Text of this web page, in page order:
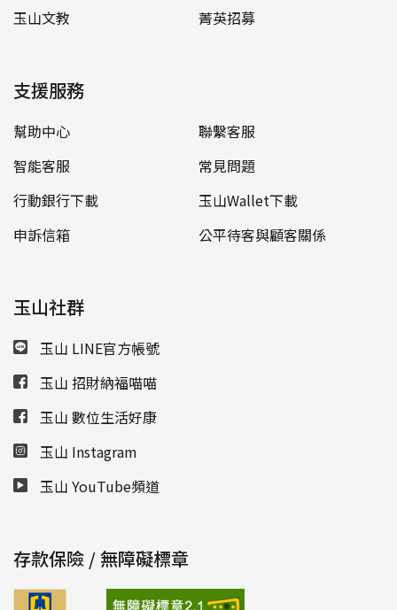
玉山文教
菁英招募
支援服務
幫助中心
聯繫客服
智能客服
常見問題
行動銀行下載
玉山Wallet下載
申訴信箱
公平待客與顧客關係
玉山社群
玉山 LINE官方帳號
玉山 招財納福喵喵
玉山 數位生活好康
玉山 Instagram
玉山 YouTube頻道
存款保險 / 無障礙標章